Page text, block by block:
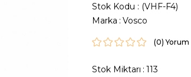
Stok Kodu
(VHF-F4)
Marka : Vosco
(0)
Stok Miktarı : 113